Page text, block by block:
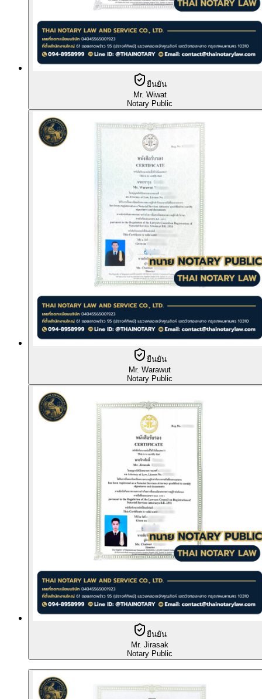
ยืนยัน
Mr. Wiwat
Notary Public
ยืนยัน
Mr. Warawut
Notary Public
ยืนยัน
Mr. Jirasak
Notary Public